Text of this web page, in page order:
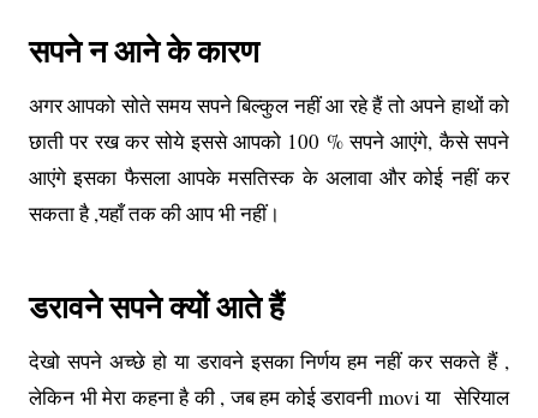
सपने न आने के कारण
अगर आपको सोते समय सपने बिल्कुल नहीं आ रहे हैं तो अपने हाथों को
छाती पर रख कर सोये इससे आपको 100 % सपने आएंगे, कैसे सपने
आएंगे इसका फैसला आपके मसतिस्क के अलावा और कोई नहीं कर
सकता है ,यहाँ तक की आप भी नहीं।
डरावने सपने क्यों आते हैं
देखो सपने अच्छे हो या डरावने इसका निर्णय हम नहीं कर सकते हैं ,
लेकिन भी मेरा कहना है की , जब हम कोई डरावनी movi या सेरियाल